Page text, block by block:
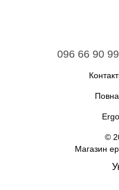
096 66 90
Повна
©
Магазин